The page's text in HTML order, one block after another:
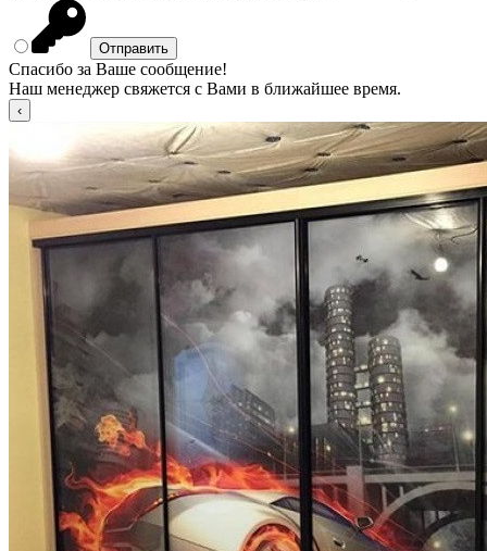
Спасибо за Ваше сообщение!
Наш менеджер свяжется с Вами в ближайшее время.